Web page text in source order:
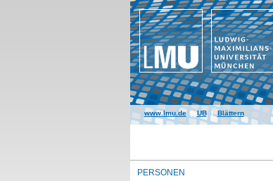
www.lmu.de|UB|Blättern
PERSONEN